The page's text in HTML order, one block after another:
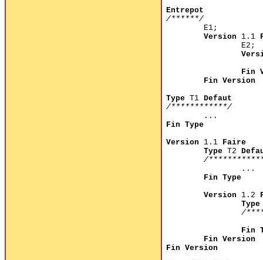
Entrepot
/******/
E1;
Version 1.1
E2;
Fin
Fin Version
TypeT1 Defaut
/************/
...
Fin Type
Version 1.1 Faire
TypeT2
/
...
Fin Type
Version 1.2
Type
/
Fin
Fin Version
Fin Version